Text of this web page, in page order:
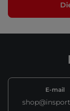
E-mail